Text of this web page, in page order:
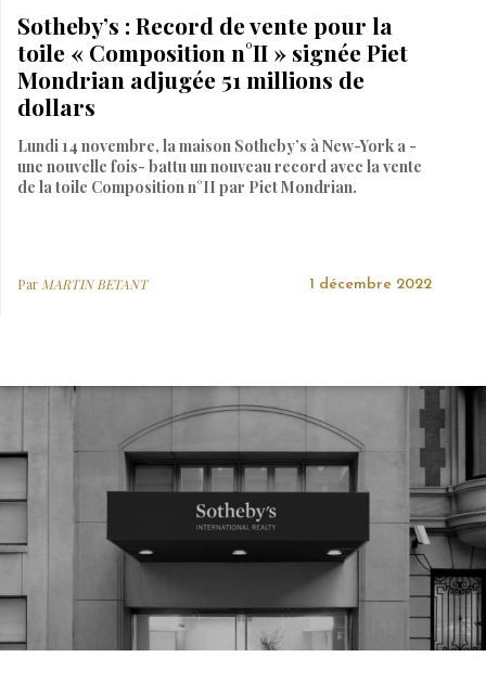
Sotheby’s : Record de vente pour la
toile « Composition n°II » signée Piet
Mondrian adjugée 51 millions de
dollars
Lundi 14 novembre, la maison Sotheby’s à New-York a -
une nouvelle fois- battu un nouveau record avec la vente
de la toile Composition n°II par Piet Mondrian.
Par MARTIN BETANT 1 décembre 2022